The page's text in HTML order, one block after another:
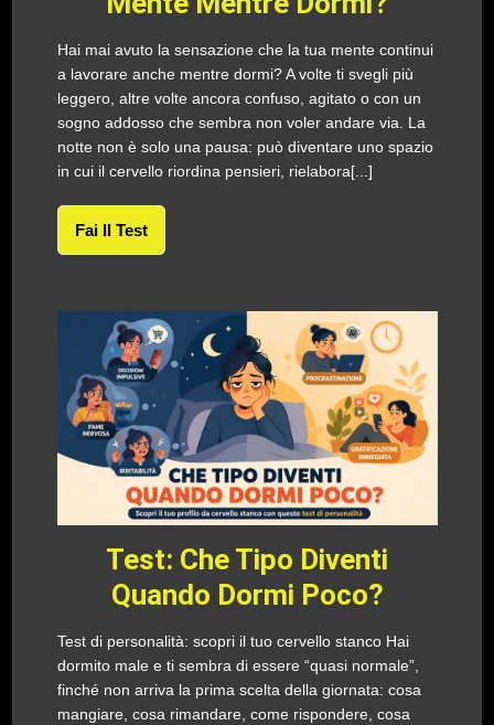
Hai mai avuto la sensazione che la tua mente continui
a lavorare anche mentre dormi? A volte ti svegli più
leggero, altre volte ancora confuso, agitato o con un
sogno addosso che sembra non voler andare via. La
notte non è solo una pausa: può diventare uno spazio
in cui il cervello riordina pensieri, rielabora[...]
Fai Il Test
Test: Che Tipo Diventi
Quando Dormi Poco?
Test di personalità: scopri il tuo cervello stanco Hai
dormito male e ti sembra di essere “quasi normale”,
finché non arriva la prima scelta della giornata: cosa
mangiare, cosa rimandare, come rispondere, cosa